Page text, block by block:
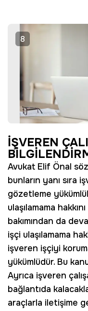
8
İŞVEREN
Avukat Elif Önal
bunların yanı sıra
gözetleme
ulaşılamama
bakımından da
işçi ulaşılamama
işveren işçiyi
yükümlüdür. Bu
Ayrıca işveren
bağlantıda
araçlarla iletişime